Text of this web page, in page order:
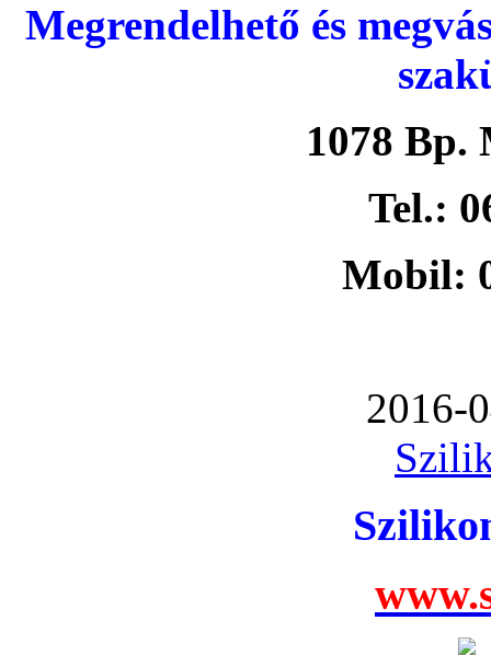
Megrendelhető és
1078 Bp.
Tel.:
Mobil:
2016-